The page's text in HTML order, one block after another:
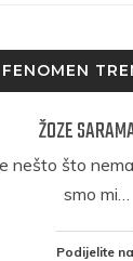
FENOMEN
ŽOZE
nešto što
smo mi…
Podijelite